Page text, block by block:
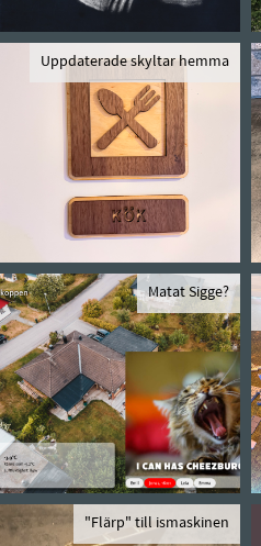
Uppdaterade skyltar hemma
Matat Sigge?
"Flärp" till ismaskinen